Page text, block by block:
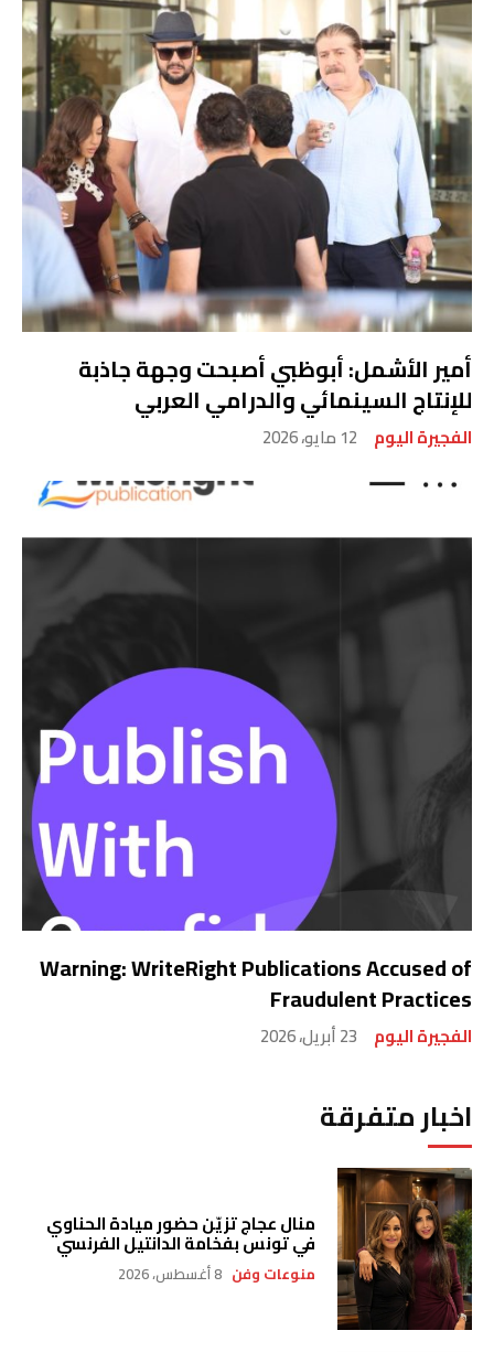
أمير الأشمل: أبوظبي أصبحت وجهة جاذبة
للإنتاج السينمائي والدرامي العربي
الفجيرة اليوم 12 مايو، 2026
Warning: WriteRight Publications Accused of
Fraudulent Practices
الفجيرة اليوم 23 أبريل، 2026
اخبار متفرقة
منال عجاج تزيّن حضور ميادة الحناوي
في تونس بفخامة الدانتيل الفرنسي
منوعات وفن 8 أغسطس، 2026